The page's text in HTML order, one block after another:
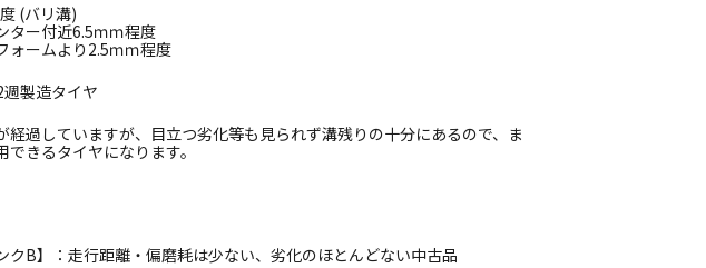
(バリ溝)
ター付近6.5ｍｍ程度
ォームより2.5ｍｍ程度
製造タイヤ
経過していますが、目立つ劣化等も見られず溝残りの十分にあるので、ま
できるタイヤになります。
クB】：走行距離・偏磨耗は少ない、劣化のほとんどない中古品